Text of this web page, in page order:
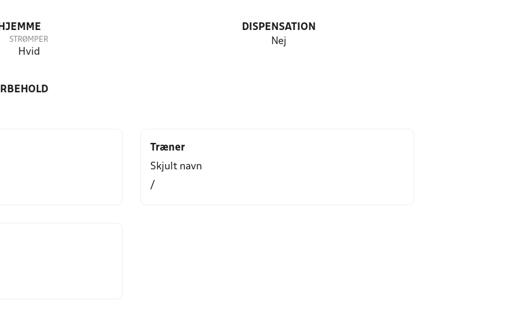
STRØMPER
Hvid
DISPENSATION
Nej
Træner
Skjult navn
/